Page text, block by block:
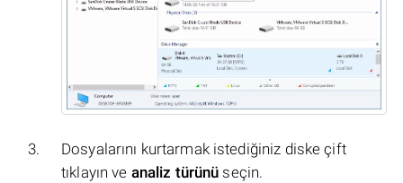
Dosyalarını kurtarmak istediğiniz diske çift
tıklayın ve analiz türünü seçin.